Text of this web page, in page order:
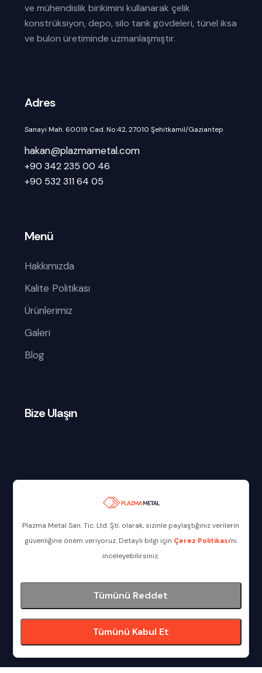
ve mühendislik birikimini kullanarak çelik
konstrüksiyon, depo, silo tank gövdeleri, tünel iksa
ve bulon üretiminde uzmanlaşmıştır.
Adres
Sanayi Mah. 60019 Cad. No:42, 27010 Şehitkamil/Gaziantep
hakan@plazmametal.com
+90 342 235 00 46
+90 532 311 64 05
Menü
Hakkımızda
Kalite Politikası
Ürünlerimiz
Galeri
Blog
Bize Ulaşın
Plazma Metal San. Tic. Ltd. Şti. olarak, sizinle paylaştığınız verilerin
güvenliğine önem veriyoruz. Detaylı bilgi için Çerez Politikası'nı
inceleyebilirsiniz.
Tümünü Reddet
Tümünü Kabul Et